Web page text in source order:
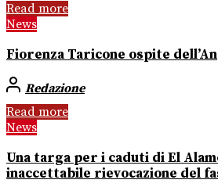
Read more
News
Fiorenza Taricone ospite
Redazione
Read more
News
Una targa per i caduti di El
inaccettabile rievocazione del